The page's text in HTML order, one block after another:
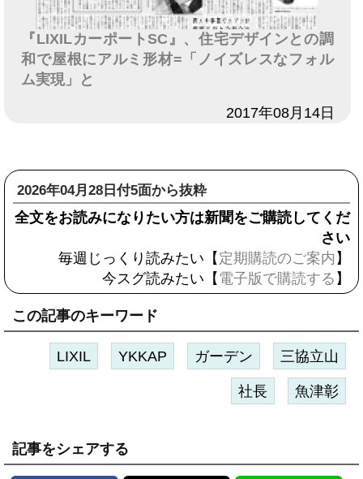
『LIXILカーポートSC』、住宅デザインとの調
和で屋根にアルミ形材=「ノイズレスなフォル
ム実現」と
2017年08月14日
2026年04月28日付5面から抜粋
全文をお読みになりたい方は新聞をご購読してくだ
さい
毎週じっくり読みたい【 定期購読のご案内 】
今スグ読みたい【 電子版で購読する 】
この記事のキーワード
LIXIL YKKAP ガーデン 三協立山
社長 魚津彰
記事をシェアする